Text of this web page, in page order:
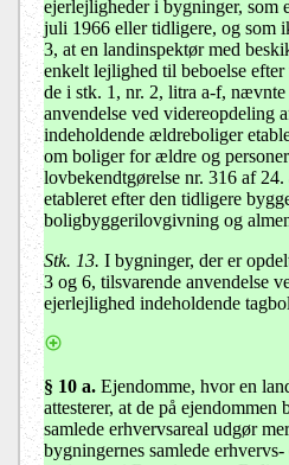
ejerlejligheder i bygninger, som
juli 1966 eller tidligere, og som
3, at en landinspektør med
enkelt lejlighed til beboelse
de i stk. 1, nr. 2, litra a-f,
anvendelse ved videreopdeling
indeholdende ældreboliger
om boliger for ældre og
lovbekendtgørelse nr. 316 af
etableret efter den tidligere
boligbyggerilovgivning og
Stk. 13. I bygninger, der er
3 og 6, tilsvarende anvendelse
ejerlejlighed indeholdende
§ 10 a. Ejendomme, hvor en
attesterer, at de på ejendommen
samlede erhvervsareal udgør
bygningernes samlede